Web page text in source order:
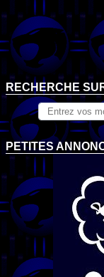
RECHERCHE
PETITES